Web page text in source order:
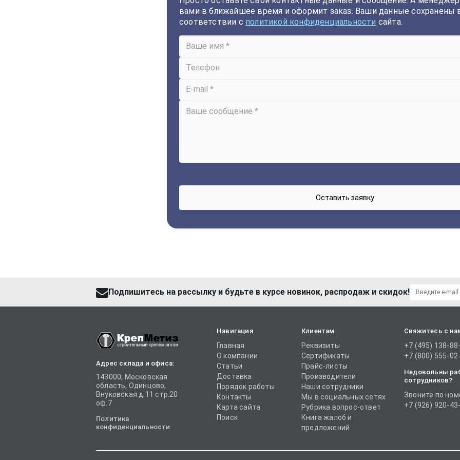
вами в ближайшее время и оформит заказ. Ваши данные сохранены
соответствии с политикой конфиденциальности сайта.
Подпишитесь на рассылку и будьте в курсе новинок, распродаж и скидок!
Адрес склада и офиса:
143000, Московская
область, Одинцово,
Внуковская д.11 стр.20
оф.7
Политика
конфиденциальности
Навигация
Главная
О компании
Статьи
Доставка
Порядок работы
Контакты
Карта сайта
Поиск
Клиентам
Реквизиты
Сертификаты
Прайс-листы
Производители
Наши сотрудники
Мы в социальных сетях
Рубрика вопрос-ответ
Книга жалоб и
предложений
Свяжитесь с
+7 (495) 138-
+7 (800) 555-
Недовольны
сотрудников?
Звоните по
+7 (926) 920-